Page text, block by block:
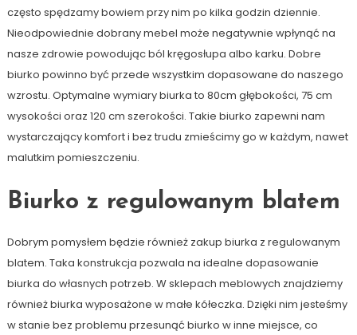
często spędzamy bowiem przy nim po kilka godzin dziennie.
Nieodpowiednie dobrany mebel może negatywnie wpłynąć na
nasze zdrowie powodując ból kręgosłupa albo karku. Dobre
biurko powinno być przede wszystkim dopasowane do naszego
wzrostu. Optymalne wymiary biurka to 80cm głębokości, 75 cm
wysokości oraz 120 cm szerokości. Takie biurko zapewni nam
wystarczający komfort i bez trudu zmieścimy go w każdym, nawet
malutkim pomieszczeniu.
Biurko z regulowanym blatem
Dobrym pomysłem będzie również zakup biurka z regulowanym
blatem. Taka konstrukcja pozwala na idealne dopasowanie
biurka do własnych potrzeb. W sklepach meblowych znajdziemy
również biurka wyposażone w małe kółeczka. Dzięki nim jesteśmy
w stanie bez problemu przesunąć biurko w inne miejsce, co